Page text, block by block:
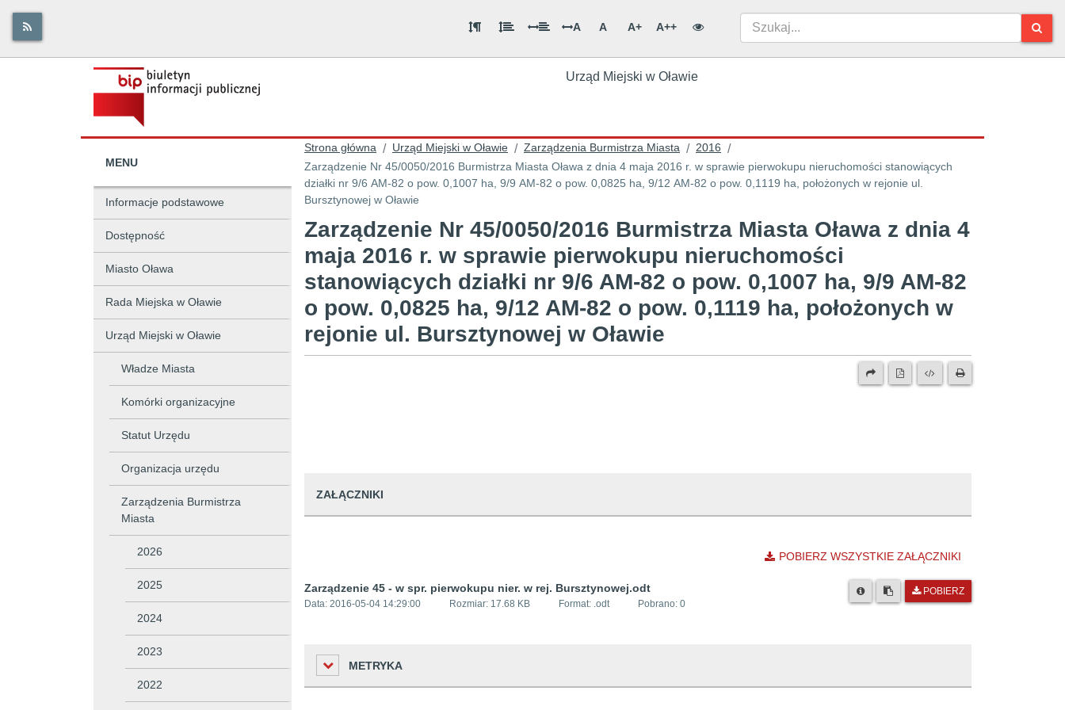
A A A+ A++
Urząd Miejski w Oławie
MENU
Informacje podstawowe
Dostępność
Miasto Oława
Rada Miejska w Oławie
Urząd Miejski w Oławie
Władze Miasta
Komórki organizacyjne
Statut Urzędu
Organizacja urzędu
Zarządzenia Burmistrza
Miasta
2026
2025
2024
2023
2022
Strona główna / Urząd Miejski w Oławie / Zarządzenia Burmistrza Miasta / 2016 /
Zarządzenie Nr 45/0050/2016 Burmistrza Miasta Oława z dnia 4 maja 2016 r. w sprawie pierwokupu nieruchomości stanowiących
działki nr 9/6 AM-82 o pow. 0,1007 ha, 9/9 AM-82 o pow. 0,0825 ha, 9/12 AM-82 o pow. 0,1119 ha, położonych w rejonie ul.
Bursztynowej w Oławie
Zarządzenie Nr 45/0050/2016 Burmistrza Miasta Oława z dnia 4
maja 2016 r. w sprawie pierwokupu nieruchomości
stanowiących działki nr 9/6 AM-82 o pow. 0,1007 ha, 9/9 AM-82
o pow. 0,0825 ha, 9/12 AM-82 o pow. 0,1119 ha, położonych w
rejonie ul. Bursztynowej w Oławie
ZAŁĄCZNIKI
POBIERZ WSZYSTKIE ZAŁĄCZNIKI
Zarządzenie 45 - w spr. pierwokupu nier. w rej. Bursztynowej.odt
Data: 2016-05-04 14:29:00 Rozmiar: 17.68 KB Format: .odt Pobrano: 0
POBIERZ
METRYKA